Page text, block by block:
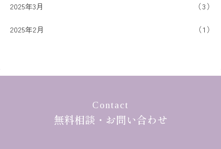
2025年3月 3
2025年2月 1
Contact
無料相談・お問い合わせ